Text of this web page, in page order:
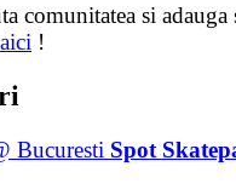
comunitatea si adauga
aici !
Spot